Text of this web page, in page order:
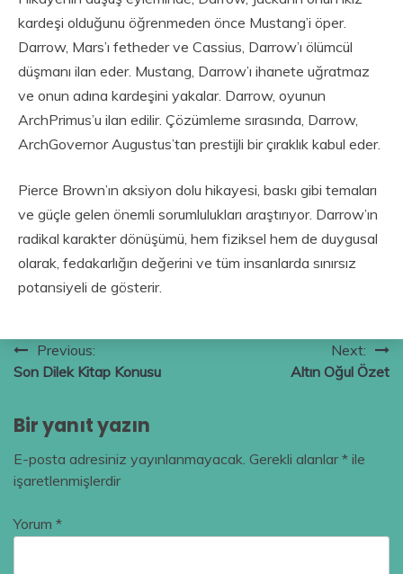
kardeşi olduğunu öğrenmeden önce Mustang’i öper.
Darrow, Mars’ı fetheder ve Cassius, Darrow’ı ölümcül
düşmanı ilan eder. Mustang, Darrow’ı ihanete uğratmaz
ve onun adına kardeşini yakalar. Darrow, oyunun
ArchPrimus’u ilan edilir. Çözümleme sırasında, Darrow,
ArchGovernor Augustus’tan prestijli bir çıraklık kabul eder.
Pierce Brown’ın aksiyon dolu hikayesi, baskı gibi temaları
ve güçle gelen önemli sorumlulukları araştırıyor. Darrow’ın
radikal karakter dönüşümü, hem fiziksel hem de duygusal
olarak, fedakarlığın değerini ve tüm insanlarda sınırsız
potansiyeli de gösterir.
Yazı
gezinmesi
Previous:
Son Dilek Kitap Konusu
Next:
Altın Oğul Özet
Bir yanıt yazın
E-posta adresiniz yayınlanmayacak. Gerekli alanlar* ile
işaretlenmişlerdir
Yorum *